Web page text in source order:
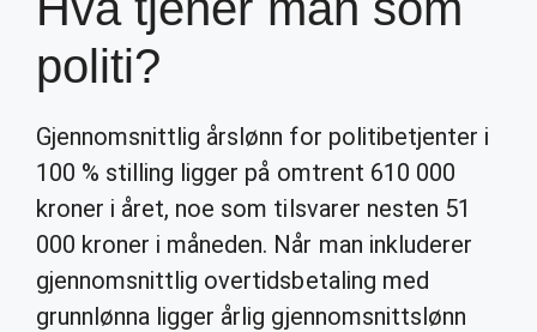
politi?
Gjennomsnittlig årslønn for politibetjenter i
100 % stilling ligger på omtrent 610 000
kroner i året, noe som tilsvarer nesten 51
000 kroner i måneden. Når man inkluderer
gjennomsnittlig overtidsbetaling med
grunnlønna ligger årlig gjennomsnittslønn